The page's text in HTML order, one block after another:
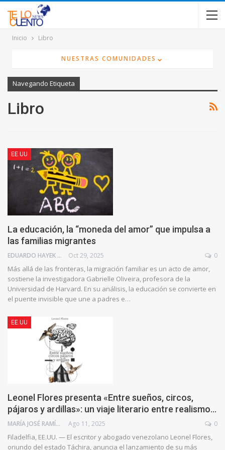
Inicio Libro
NUESTRAS COMUNIDADES ⌄
Navegando Etiqueta
Libro
EE.UU
La educación, la “moneda del amor” que impulsa a
las familias migrantes
EDUARDO HAYEK Oct 29, 2025 0
Más allá de las fronteras, la migración familiar es un acto de amor,
sostiene la investigadora Gabrielle Oliveira, profesora de la
Universidad de Harvard. En su análisis, la educación se convierte en
el puente invisible que une a padres e…
EE.UU
Leonel Flores presenta «Entre sueños, circos,
pájaros y ardillas»: un viaje literario entre realismo…
MARÍA JOSÉ RAMÍREZ BRAIZ Ago 11, 2025 0
Filadelfia, EE.UU. — El escritor y abogado venezolano Leonel Flores,
oriundo del estado Táchira, anuncia el lanzamiento de su más